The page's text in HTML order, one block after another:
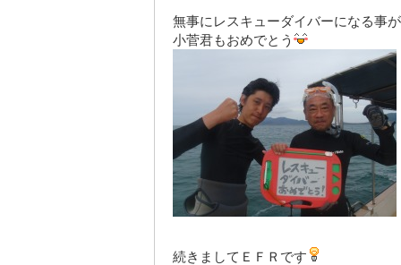
無事にレスキューダイバーになる事
小菅君もおめでとう
続きましてＥＦＲです